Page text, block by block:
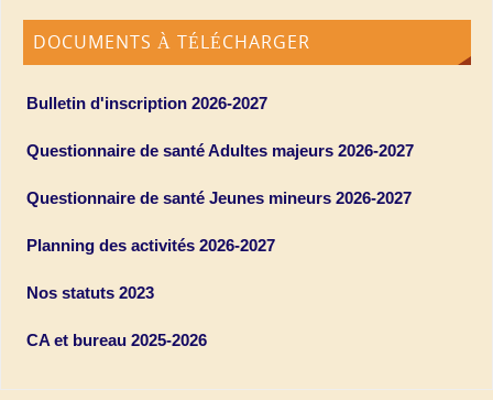
DOCUMENTS À TÉLÉCHARGER
Bulletin d'inscription 2026-2027
Questionnaire de santé Adultes majeurs 2026-2027
Questionnaire de santé Jeunes mineurs 2026-2027
Planning des activités 2026-2027
Nos statuts 2023
CA et bureau 2025-2026